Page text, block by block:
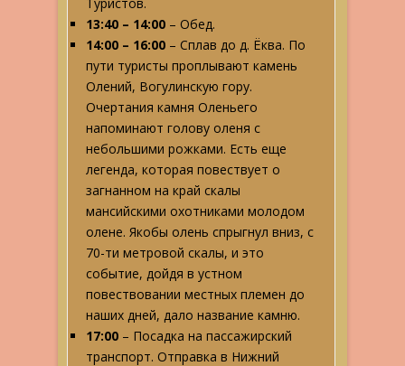
13:40 – 14:00 – Обед.
14:00 – 16:00 – Сплав до д. Ёква. По
пути туристы проплывают камень
Олений, Вогулинскую гору.
Очертания камня Оленьего
напоминают голову оленя с
небольшими рожками. Есть еще
легенда, которая повествует о
загнанном на край скалы
мансийскими охотниками молодом
олене. Якобы олень спрыгнул вниз, с
70-ти метровой скалы, и это
событие, дойдя в устном
повествовании местных племен до
наших дней, дало название камню.
17:00 – Посадка на пассажирский
транспорт. Отправка в Нижний